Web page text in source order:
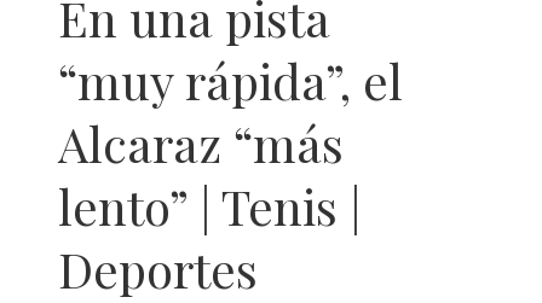
En una pista
“muy rápida”, el
Alcaraz “más
lento” | Tenis |
Deportes